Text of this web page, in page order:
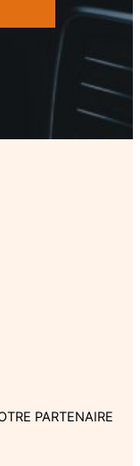
PARTENAIRE